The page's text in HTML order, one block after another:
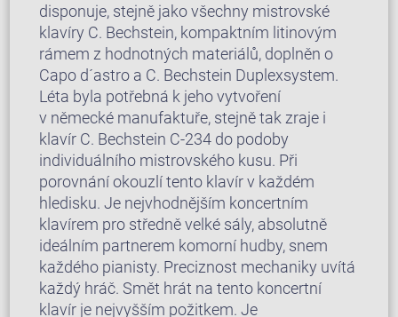
disponuje, stejně jako všechny mistrovské
klavíry C. Bechstein, kompaktním litinovým
rámem z hodnotných materiálů, doplněn o
Capo d´astro a C. Bechstein Duplexsystem.
Léta byla potřebná k jeho vytvoření
v německé manufaktuře, stejně tak zraje i
klavír C. Bechstein C-234 do podoby
individuálního mistrovského kusu. Při
porovnání okouzlí tento klavír v každém
hledisku. Je nejvhodnějším koncertním
klavírem pro středně velké sály, absolutně
ideálním partnerem komorní hudby, snem
každého pianisty. Preciznost mechaniky uvítá
každý hráč. Smět hrát na tento koncertní
klavír je nejvyšším požitkem. Je